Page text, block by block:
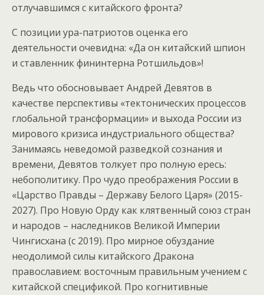
отлучавшимся с китайского фронта?
С позиции ура-патриотов оценка его
деятельности очевидна: «Да он китайский шпион
и ставленник фининтерна Ротшильдов»!
Ведь что обосновывает Андрей Девятов в
качестве перспективы «тектонических процессов
глобальной трансформации» и выхода России из
мирового кризиса индустриального общества?
Занимаясь неведомой разведкой сознания и
времени, Девятов толкует про полную ересь:
небополитику. Про чудо преображения России в
«Царство Правды – Державу Белого Царя» (2015-
2027). Про Новую Орду как клятвенный союз стран
и народов – наследников Великой Империи
Чингисхана (с 2019). Про мирное обуздание
неодолимой силы китайского Дракона
православием: восточным правильным учением с
китайской спецификой. Про когнитивные